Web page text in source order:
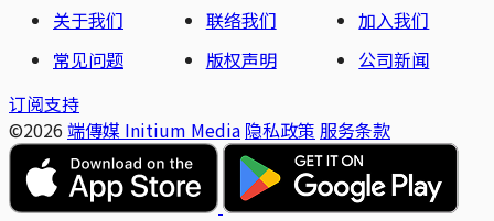
关于我们
联络我们
加入我们
常见问题
版权声明
公司新闻
订阅支持
©2026 端傳媒 Initium Media 隐私政策 服务条款